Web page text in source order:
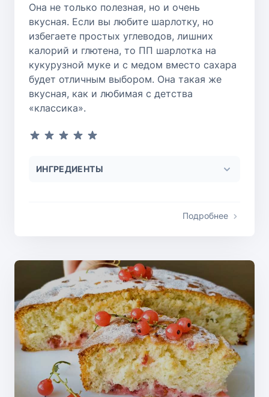
Она не только полезная, но и очень
вкусная. Если вы любите шарлотку, но
избегаете простых углеводов, лишних
калорий и глютена, то ПП шарлотка на
кукурузной муке и с медом вместо сахара
будет отличным выбором. Она такая же
вкусная, как и любимая с детства
«классика».
ИНГРЕДИЕНТЫ
Подробнее